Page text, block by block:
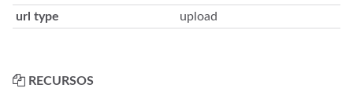
url type
upload
RECURSOS